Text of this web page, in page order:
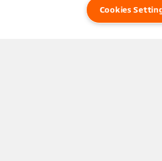
Cookies